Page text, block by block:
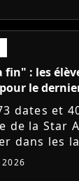
fin" : les
le
dates et
de la Star
dans les
les élèves
au public...